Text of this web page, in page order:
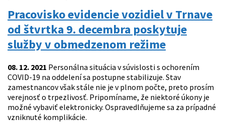
Pracovisko evidencie vozidiel v Trnave
od štvrtka 9. decembra poskytuje
služby v obmedzenom režime
08. 12. 2021 Personálna situácia v súvislosti s ochorením
COVID-19 na oddelení sa postupne stabilizuje. Stav
zamestnancov však stále nie je v plnom počte, preto prosím
verejnosť o trpezlivosť. Pripomíname, že niektoré úkony je
možné vybaviť elektronicky. Ospravedlňujeme sa za prípadné
vzniknuté komplikácie.